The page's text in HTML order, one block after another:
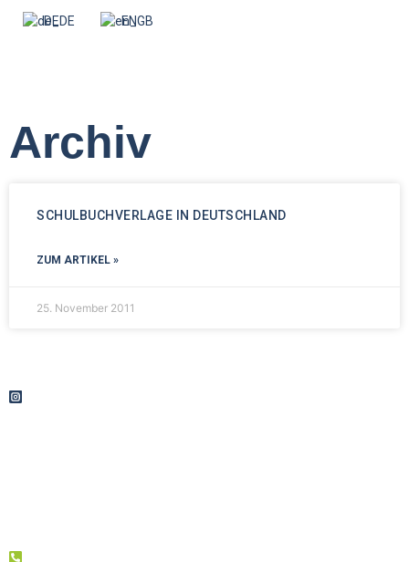
DE EN
Archiv
SCHULBUCHVERLAGE IN DEUTSCHLAND
ZUM ARTIKEL »
25. November 2011